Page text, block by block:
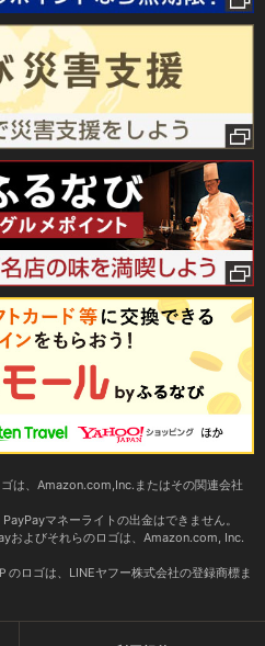
は、Amazon.com,Inc.またはその関連会社
マネーライトの出金はできません。
およびそれらのロゴは、Amazon.com, Inc.
のロゴは、LINEヤフー株式会社の登録商標ま